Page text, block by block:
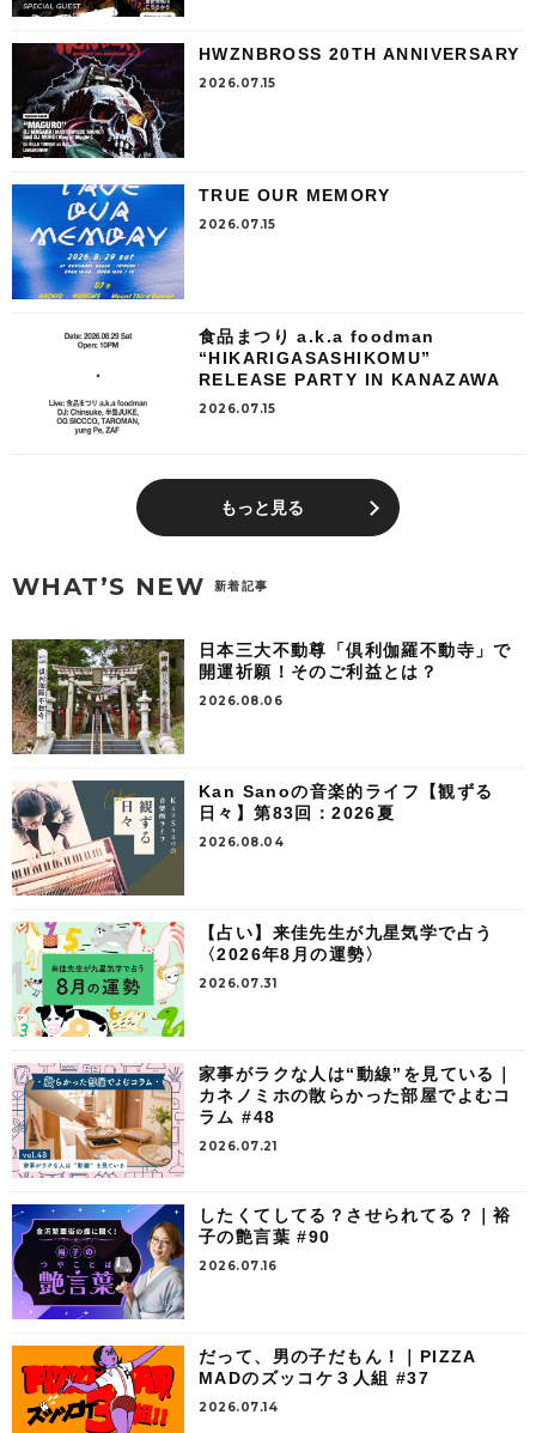
HWZNBROSS 20TH ANNIVERSARY
2026.07.15
TRUE OUR MEMORY
2026.07.15
食品まつり a.k.a foodman
“HIKARIGASASHIKOMU”
RELEASE PARTY IN KANAZAWA
2026.07.15
もっと見る
WHAT’S NEW 新着記事
日本三大不動尊「倶利伽羅不動寺」で
開運祈願！そのご利益とは？
2026.08.06
Kan Sanoの音楽的ライフ【観ずる
日々】第83回：2026夏
2026.08.04
【占い】来佳先生が九星気学で占う
〈2026年8月の運勢〉
2026.07.31
家事がラクな人は“動線”を見ている｜
カネノミホの散らかった部屋でよむコ
ラム #48
2026.07.21
したくてしてる？させられてる？｜裕
子の艶言葉 #90
2026.07.16
だって、男の子だもん！｜PIZZA
MADのズッコケ３人組 #37
2026.07.14